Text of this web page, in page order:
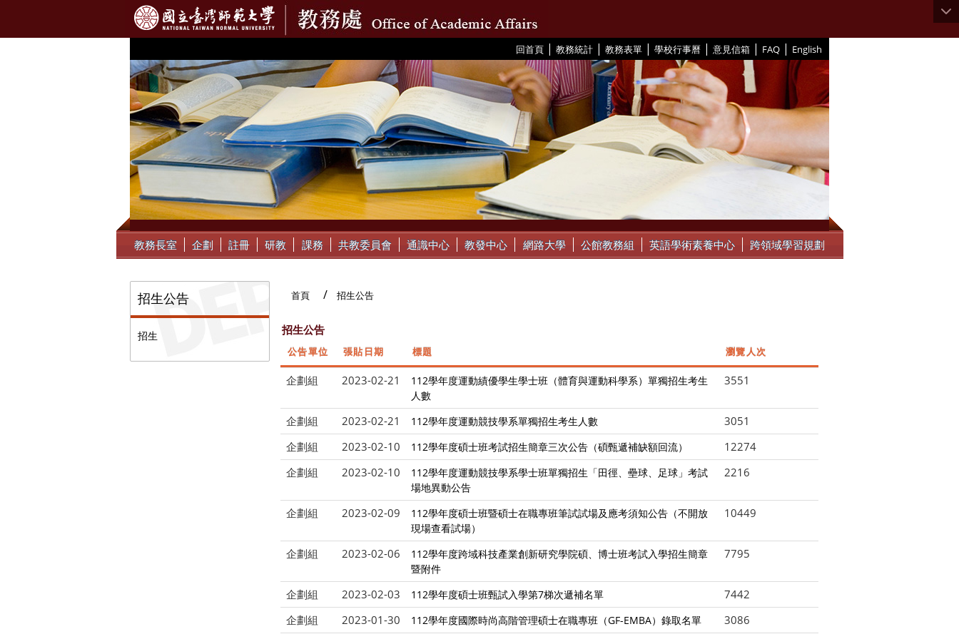
回首頁 | 教務統計 | 教務表單 | 學校行事曆 | 意見信箱 | FAQ | English
::: 教務長室 企劃 註冊 研教 課務 共教委員會 通識中心 教發中心 網路大學 公館教務組 英語學術素養中心 跨領域學習規劃
招生公告
招生
首頁 招生公告
招生公告
公告單位 張貼日期 標題 瀏覽人次
企劃組 2023-02-21
112學年度運動績優學生學士班（體育與運動科學系）單獨招生考生
人數
3551
企劃組 2023-02-21 112學年度運動競技學系單獨招生考生人數
3051
企劃組
2023-02-10 112學年度碩士班考試招生簡章三次公告（碩甄遞補缺額回流）
12274
企劃組
2023-02-10
112學年度運動競技學系學士班單獨招生「田徑、壘球、足球」考試
場地異動公告
2216
企劃組 2023-02-09
112學年度碩士班暨碩士在職專班筆試試場及應考須知公告（不開放
現場查看試場）
10449
企劃組 2023-02-06
112學年度跨域科技產業創新研究學院碩、博士班考試入學招生簡章
暨附件
7795
企劃組 2023-02-03 112學年度碩士班甄試入學第7梯次遞補名單
7442
企劃組
2023-01-30 112學年度國際時尚高階管理碩士在職專班（GF-EMBA）錄取名單
3086